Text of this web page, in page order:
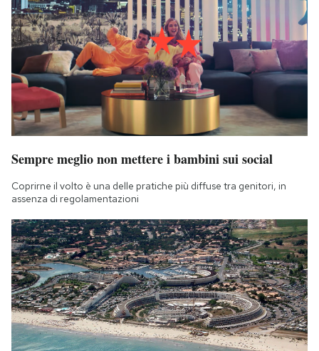
Sempre meglio non mettere i bambini sui social
Coprirne il volto è una delle pratiche più diffuse tra genitori, in
assenza di regolamentazioni